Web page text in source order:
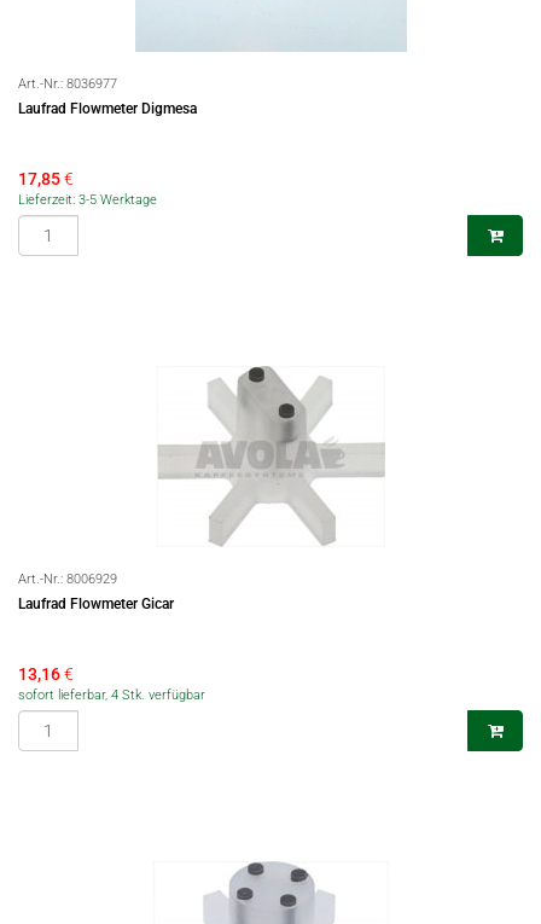
Art.-Nr.: 8036977
Laufrad Flowmeter Digmesa
17,85€
Lieferzeit: 3-5 Werktage
Art.-Nr.: 8006929
Laufrad Flowmeter Gicar
13,16€
sofort lieferbar, 4 Stk. verfügbar